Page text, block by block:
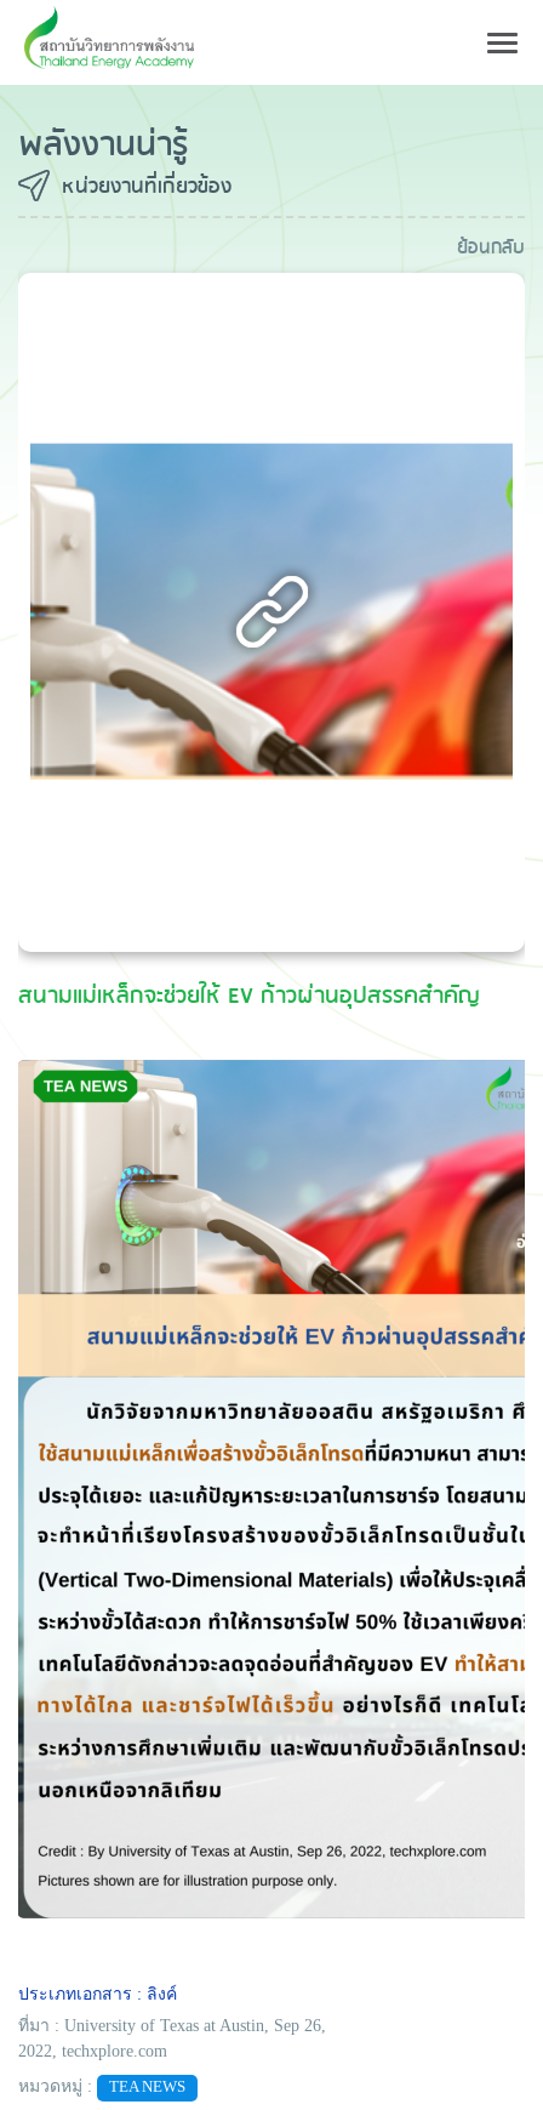
พลังงานน่ารู้
หน่วยงานที่เกี่ยวข้อง
ย้อนกลับ
สนามแม่เหล็กจะช่วยให้ EV ก้าวผ่านอุปสรรคสำคัญ
ประเภทเอกสาร : ลิงค์
ที่มา : University of Texas at Austin, Sep 26,
2022, techxplore.com
หมวดหมู่ :
TEA NEWS